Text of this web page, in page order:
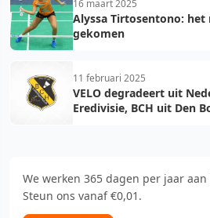
16 maart 2025
Alyssa Tirtosentono: het
gekomen
11 februari 2025
VELO degradeert uit
Eredivisie, BCH uit Den
We werken 365 dagen per jaar
Steun ons vanaf €0,01.